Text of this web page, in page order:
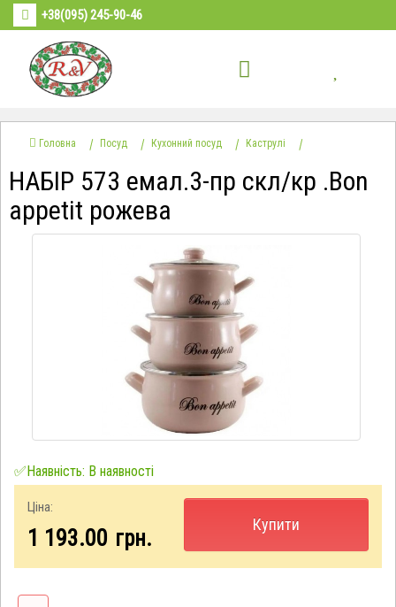
+38(095) 245-90-46
Головна Посуд Кухонний посуд Каструлі
НАБІР 573 емал.3-пр скл/кр .Bon
appetit рожева
✅Наявність: В наявності
Ціна:
1 193.00 грн.
Купити